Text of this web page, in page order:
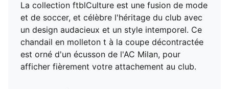
La collection ftblCulture est une fusion de mode
et de soccer, et célèbre l'héritage du club avec
un design audacieux et un style intemporel. Ce
chandail en molleton t à la coupe décontractée
est orné d'un écusson de l'AC Milan, pour
afficher fièrement votre attachement au club.